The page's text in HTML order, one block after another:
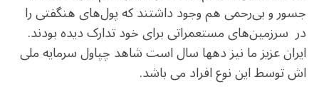
جسور و بی‌رحمی هم وجود داشتند که پول‌های هنگفتی را
در سرزمین‌های مستعمراتی برای خود تدارک دیده بودند.
ایران عزیز ما نیز دهها سال است شاهد چپاول سرمایه ملی
اش توسط این نوع افراد می باشد.